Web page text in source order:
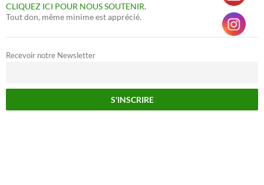
CLIQUEZ ICI POUR NOUS SOUTENIR.
Tout don, même minime est apprécié.
Recevoir notre Newsletter